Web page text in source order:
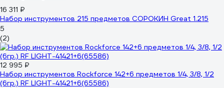
16 311 ₽
Набор инструментов 215 предметов СОРОКИН Great 1.215
5
(2)
12 995 ₽
Набор инструментов Rockforce 142+6 предметов 1/4, 3/8, 1/2
(6гр.) RF LIGHT-41421+6(65586)